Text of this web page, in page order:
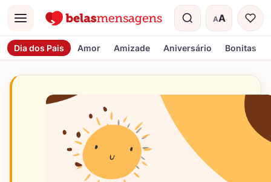
Menu AA
Tamanho do
Dia dos Pais Amor Amizade Aniversário Bonitas